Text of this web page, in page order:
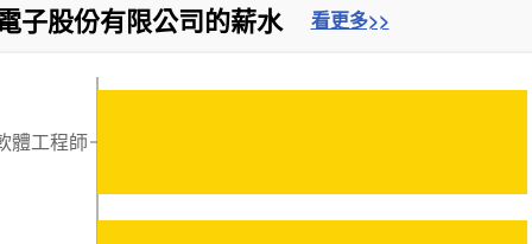
子股份有限公司的薪水 看更多>>
體工程師